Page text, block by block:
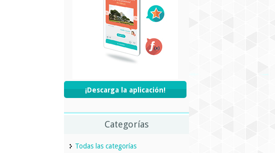
¡Descarga la aplicación!
Categorías
Todas las categorías